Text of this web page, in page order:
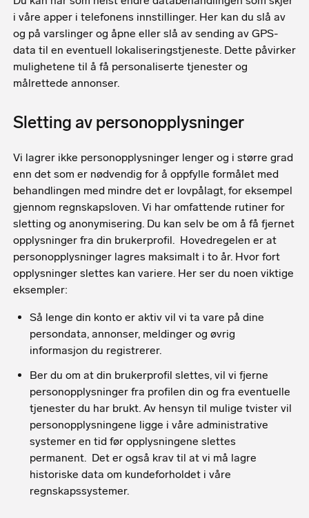
i våre apper i telefonens innstillinger. Her kan du slå av
og på varslinger og åpne eller slå av sending av GPS-
data til en eventuell lokaliseringstjeneste. Dette påvirker
mulighetene til å få personaliserte tjenester og
målrettede annonser.
Sletting av personopplysninger
Vi lagrer ikke personopplysninger lenger og i større grad
enn det som er nødvendig for å oppfylle formålet med
behandlingen med mindre det er lovpålagt, for eksempel
gjennom regnskapsloven. Vi har omfattende rutiner for
sletting og anonymisering. Du kan selv be om å få fjernet
opplysninger fra din brukerprofil. Hovedregelen er at
personopplysninger lagres maksimalt i to år. Hvor fort
opplysninger slettes kan variere. Her ser du noen viktige
eksempler:
Så lenge din konto er aktiv vil vi ta vare på dine
persondata, annonser, meldinger og øvrig
informasjon du registrerer.
Ber du om at din brukerprofil slettes, vil vi fjerne
personopplysninger fra profilen din og fra eventuelle
tjenester du har brukt. Av hensyn til mulige tvister vil
personopplysningene ligge i våre administrative
systemer en tid før opplysningene slettes
permanent. Det er også krav til at vi må lagre
historiske data om kundeforholdet i våre
regnskapssystemer.